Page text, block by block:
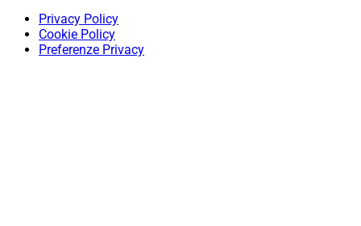
Privacy Policy
Cookie Policy
Preferenze Privacy